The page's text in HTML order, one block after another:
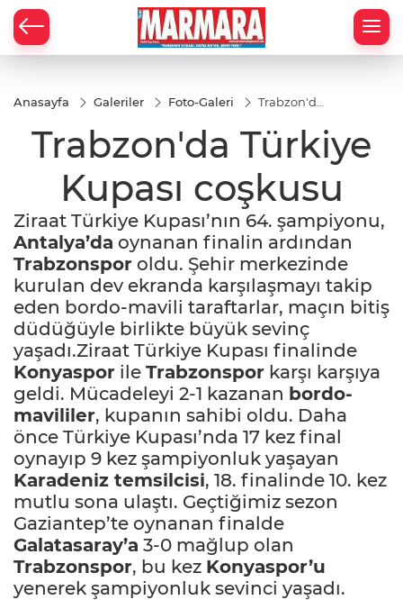
Anasayfa Galeriler Foto-Galeri
Trabzon'da
Kupası
coşkusu
Trabzon'da Türkiye
Kupası coşkusu
Ziraat Türkiye Kupası’nın 64. şampiyonu,
Antalya’da oynanan finalin ardından
Trabzonspor oldu. Şehir merkezinde
kurulan dev ekranda karşılaşmayı takip
eden bordo-mavili taraftarlar, maçın bitiş
düdüğüyle birlikte büyük sevinç
yaşadı.Ziraat Türkiye Kupası finalinde
Konyaspor ile Trabzonspor karşı karşıya
geldi. Mücadeleyi 2-1 kazanan bordo-
mavililer, kupanın sahibi oldu. Daha
önce Türkiye Kupası’nda 17 kez final
oynayıp 9 kez şampiyonluk yaşayan
Karadeniz temsilcisi, 18. finalinde 10. kez
mutlu sona ulaştı. Geçtiğimiz sezon
Gaziantep’te oynanan finalde
Galatasaray’a 3-0 mağlup olan
Trabzonspor, bu kez Konyaspor’u
yenerek şampiyonluk sevinci yaşadı.